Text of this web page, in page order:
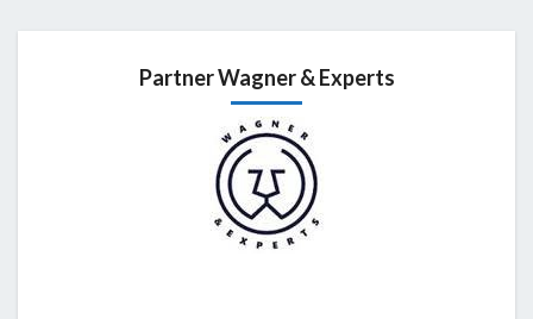
Partner Wagner & Experts